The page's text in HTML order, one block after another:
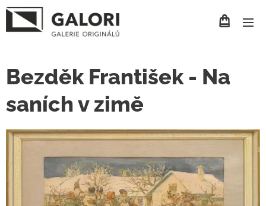
Bezděk František - Na
saních v zimě